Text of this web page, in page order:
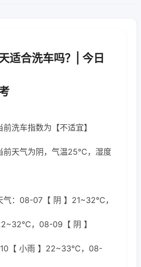
适合洗车吗？| 今日
前洗车指数为【不适宜】
前天气为阴，气温25℃，湿度
气：08-07【 阴 】21~32℃，
，08-09【 阴 】
【 小雨 】22~33℃，08-